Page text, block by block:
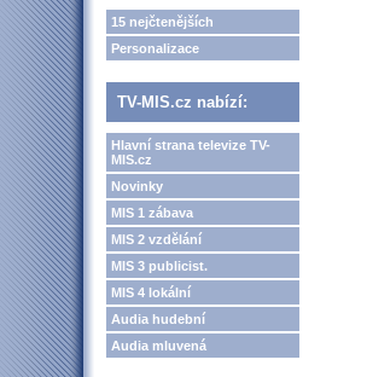
15 nejčtenějších
Personalizace
TV-MIS.cz nabízí:
Hlavní strana televize TV-
MIS.cz
Novinky
MIS 1 zábava
MIS 2 vzdělání
MIS 3 publicist.
MIS 4 lokální
Audia hudební
Audia mluvená